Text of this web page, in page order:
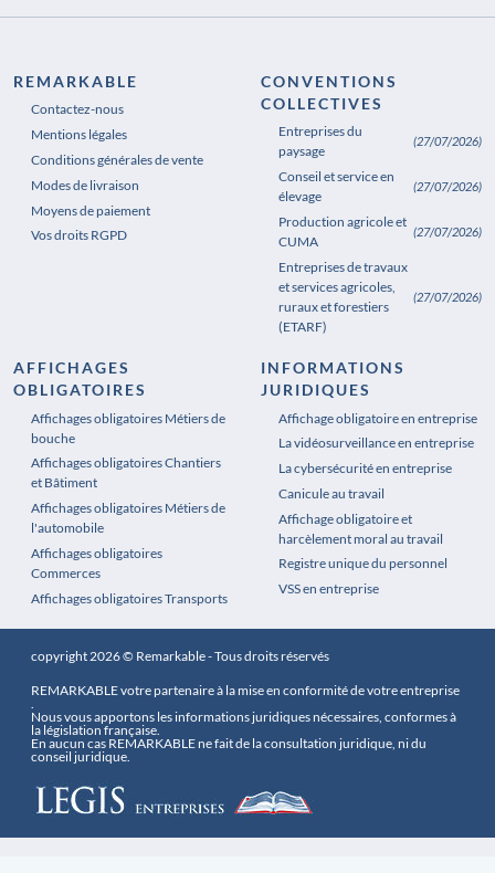
REMARKABLE
Contactez-nous
Mentions légales
Conditions générales de vente
Modes de livraison
Moyens de paiement
Vos droits RGPD
CONVENTIONS
COLLECTIVES
Entreprises du
paysage
(27/07/2026)
Conseil et service en
élevage
(27/07/2026)
Production agricole et
CUMA
(27/07/2026)
Entreprises de travaux
et services agricoles,
ruraux et forestiers
(ETARF)
(27/07/2026)
AFFICHAGES
OBLIGATOIRES
Affichages obligatoires Métiers de
bouche
Affichages obligatoires Chantiers
et Bâtiment
Affichages obligatoires Métiers de
l'automobile
Affichages obligatoires
Commerces
Affichages obligatoires Transports
Affichages obligatoires Pharmacie
INFORMATIONS
JURIDIQUES
Affichage obligatoire en entreprise
La vidéosurveillance en entreprise
La cybersécurité en entreprise
Canicule au travail
Affichage obligatoire et
harcèlement moral au travail
Registre unique du personnel
VSS en entreprise
copyright 2026 © Remarkable - Tous droits réservés
REMARKABLE votre partenaire à la mise en conformité de votre entreprise
.
Nous vous apportons les informations juridiques nécessaires, conformes à
la législation française.
En aucun cas REMARKABLE ne fait de la consultation juridique, ni du
conseil juridique.